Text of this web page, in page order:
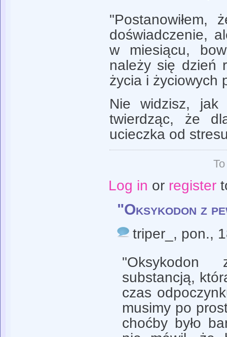
"Postanowiłem,
doświadczenie,
w miesiącu,
należy się dzień
życia i życiowych
Nie widzisz, jak
twierdząc, że
ucieczka od
Log in or register
"Oksykodon z
triper_ , pon.,
substancją,
czas
musimy po
choćby było